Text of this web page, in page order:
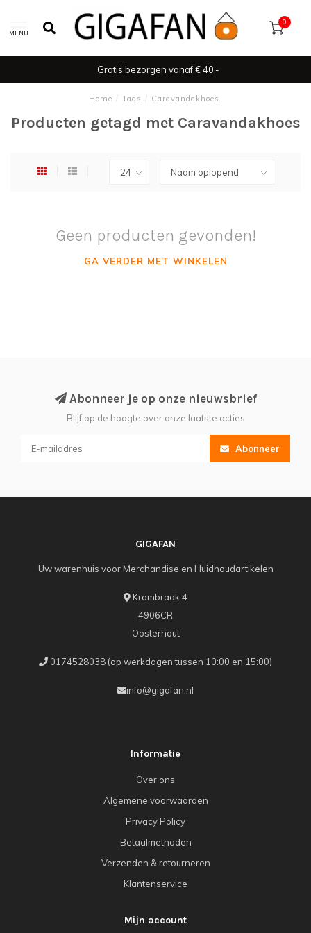
MENU
0
Gratis bezorgen vanaf € 40,-
Home / Tags / Caravandakhoes
Producten getagd met Caravandakhoes
Geen producten gevonden!
GA VERDER MET WINKELEN
Abonneer je op onze nieuwsbrief
Blijf op de hoogte over onze laatste acties
Abonneer
GIGAFAN
Uw warenhuis voor Merchandise en Huidhoudartikelen
Krombraak 4
4906CR
Oosterhout
0174528038 (op werkdagen tussen 10:00 en 15:00)
info@gigafan.nl
Informatie
Over ons
Algemene voorwaarden
Privacy Policy
Betaalmethoden
Verzenden & retourneren
Klantenservice
Mijn account